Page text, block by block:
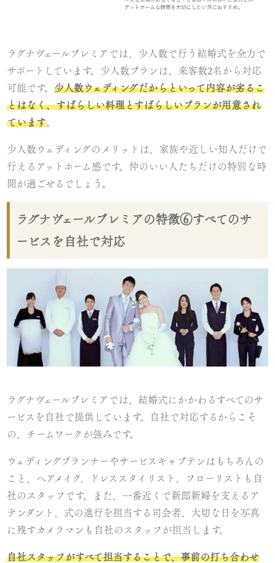
ラグナヴェールプレミアでは、少人数で行う結婚式を全力で
サポートしています。少人数プランは、来客数2名から対応
可能です。少人数ウェディングだからといって内容が劣るこ
とはなく、すばらしい料理とすばらしいプランが用意され
ています。
少人数ウェディングのメリットは、家族や近しい知人だけで
行えるアットホーム感です。仲のいい人たちだけの特別な時
間が過ごせるでしょう。
ラグナヴェールプレミアの特徴⑥すべてのサ
ービスを自社で対応
ラグナヴェールプレミアでは、結婚式にかかわるすべてのサ
ービスを自社で提供しています。自社で対応するからこそ
の、チームワークが強みです。
ウェディングプランナーやサービスキャプテンはもちろんの
こと、ヘアメイク、ドレススタイリスト、フローリストも自
社のスタッフです。また、一番近くで新郎新婦を支えるア
テンダント、式の進行を担当する司会者、大切な日を写真
に残すカメラマンも自社のスタッフが担当します。
自社スタッフがすべて担当することで、事前の打ち合わせ